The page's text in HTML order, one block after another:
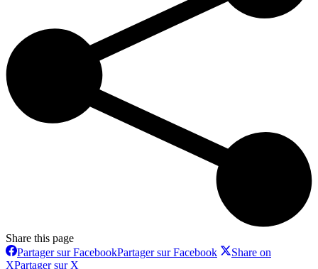
Share this page
Partager sur FacebookPartager sur Facebook
Share on
XPartager sur X